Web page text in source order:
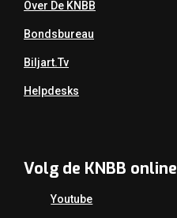
Over De KNBB
Bondsbureau
Biljart.tv
Helpdesks
Volg de KNBB online
Youtube